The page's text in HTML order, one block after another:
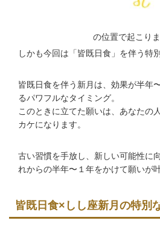
の位置で起こりま
しかも今回は「皆既日食」を伴う特
皆既日食を伴う新月は、効果が半年
るパワフルなタイミング。
このときに立てた願いは、あなたの
カケになります。
古い習慣を手放し、新しい可能性に
れからの半年〜１年をかけて願いが
皆既日食×しし座新月の特別